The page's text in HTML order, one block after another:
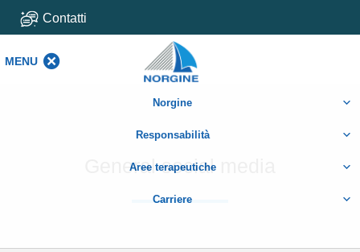
Contatti
MENU
Norgine
Responsabilità
Aree terapeutiche
Carriere
General social media